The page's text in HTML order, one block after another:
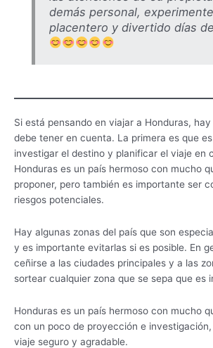
demás personal,
placentero y divertido días
Si está pensando en viajar a Honduras,
debe tener en cuenta. La primera es que
investigar el destino y planificar el viaje en
Honduras es un país hermoso con mucho
proponer, pero también es importante ser
riesgos potenciales.
Hay algunas zonas del país que son
y es importante evitarlas si es posible. En
ceñirse a las ciudades principales y a las
sortear cualquier zona que se sepa que es
Honduras es un país hermoso con mucho
con un poco de proyección e
viaje seguro y agradable.